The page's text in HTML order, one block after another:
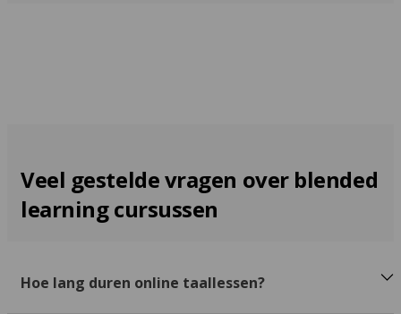
Veel gestelde vragen over blended
learning cursussen
Hoe lang duren online taallessen?